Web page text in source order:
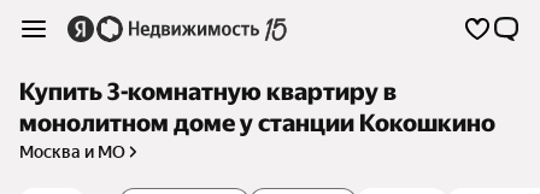
Купить 3-комнатную квартиру в
монолитном доме у станции Кокошкино
Москва и МО